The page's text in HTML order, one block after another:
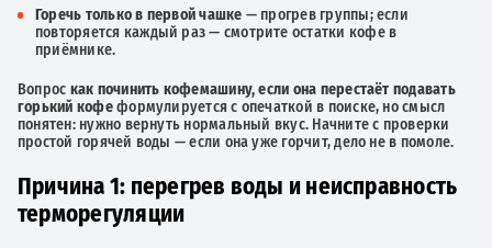
Горечь только в первой чашке — прогрев группы; если
повторяется каждый раз — смотрите остатки кофе в
приёмнике.
Вопрос как починить кофемашину, если она перестаёт подавать
горький кофеформулируется с опечаткой в поиске, но смысл
понятен: нужно вернуть нормальный вкус. Начните с проверки
простой горячей воды — если она уже горчит, дело не в помоле.
Причина 1: перегрев воды и неисправность
терморегуляции